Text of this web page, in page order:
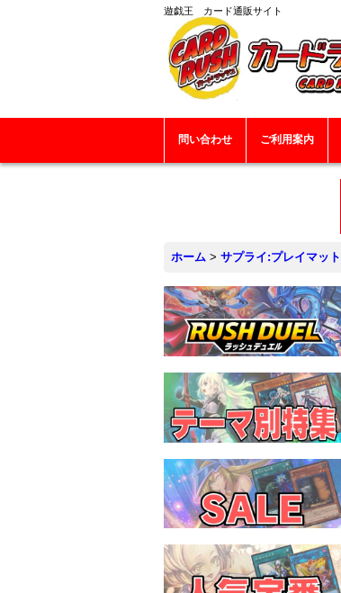
遊戯王 カード通販サイト
問い合わせ ご利用案内
ホーム > サプライ:プレイマット